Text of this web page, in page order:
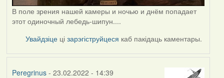
В поле зрения нашей камеры и ночью и днём попадает
этот одиночный лебедь-шипун....
Увайдзіце цізарэгіструйцеся каб пакідаць каментары.
Peregrinus- 23.02.2022 - 14:39